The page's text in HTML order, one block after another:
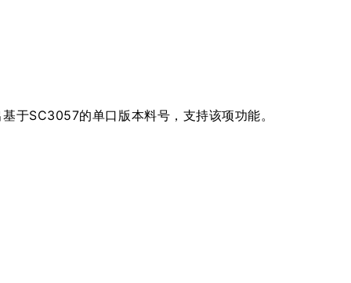
于SC3057的单口版本料号，支持该项功能。